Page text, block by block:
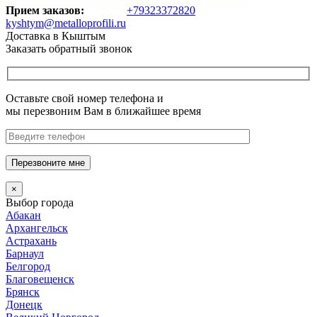
Прием заказов:
+79323372820
kyshtym@metalloprofili.ru
Доставка в Кыштым
Заказать обратный звонок
Оставьте свой номер телефона и
мы перезвоним Вам в ближайшее время
Перезвоните мне
×
Выбор города
Абакан
Архангельск
Астрахань
Барнаул
Белгород
Благовещенск
Брянск
Донецк